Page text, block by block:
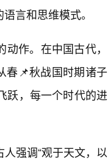
言和思维模式。
动作。在中国古代，
春📌秋战国时期诸子
跃，每一个时代的进
强调“观于天文，以